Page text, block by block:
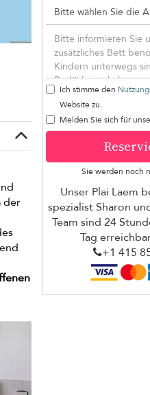
der
Ich stimme den
Website zu.
Melden Sie sich für
Sie werden noch
Unser Plai Laem
spezialist Sharon
Team sind 24
Tag
+1 ​415